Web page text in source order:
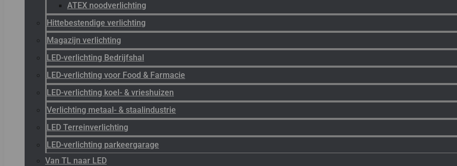
ATEX noodverlichting
Hittebestendige verlichting
Magazijn verlichting
LED-verlichting Bedrijfshal
LED-verlichting voor Food & Farmacie
LED-verlichting koel- & vrieshuizen
Verlichting metaal- & staalindustrie
LED Terreinverlichting
LED-verlichting parkeergarage
Van TL naar LED